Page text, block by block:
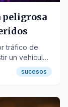
peligrosa
tráfico de
un vehículo
sucesos